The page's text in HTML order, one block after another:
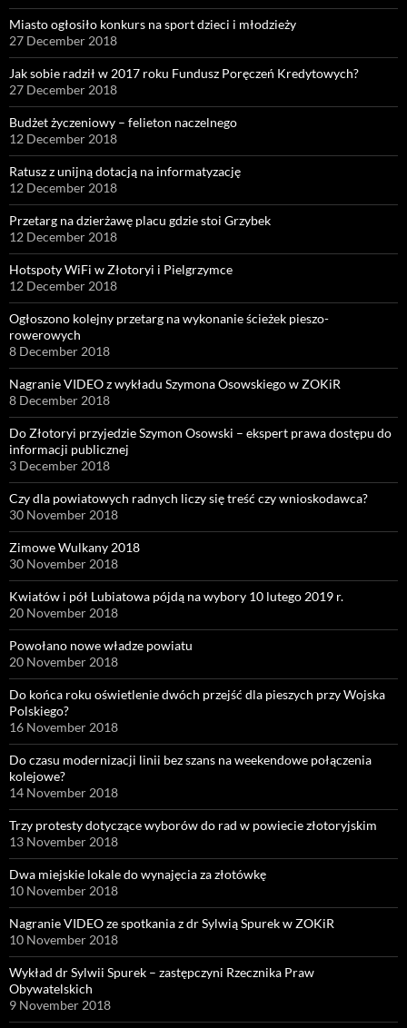
Miasto ogłosiło konkurs na sport dzieci i młodzieży
27 December 2018
Jak sobie radził w 2017 roku Fundusz Poręczeń Kredytowych?
27 December 2018
Budżet życzeniowy – felieton naczelnego
12 December 2018
Ratusz z unijną dotacją na informatyzację
12 December 2018
Przetarg na dzierżawę placu gdzie stoi Grzybek
12 December 2018
Hotspoty WiFi w Złotoryi i Pielgrzymce
12 December 2018
Ogłoszono kolejny przetarg na wykonanie ścieżek pieszo-
rowerowych
8 December 2018
Nagranie VIDEO z wykładu Szymona Osowskiego w ZOKiR
8 December 2018
Do Złotoryi przyjedzie Szymon Osowski – ekspert prawa dostępu do
informacji publicznej
3 December 2018
Czy dla powiatowych radnych liczy się treść czy wnioskodawca?
30 November 2018
Zimowe Wulkany 2018
30 November 2018
Kwiatów i pół Lubiatowa pójdą na wybory 10 lutego 2019 r.
20 November 2018
Powołano nowe władze powiatu
20 November 2018
Do końca roku oświetlenie dwóch przejść dla pieszych przy Wojska
Polskiego?
16 November 2018
Do czasu modernizacji linii bez szans na weekendowe połączenia
kolejowe?
14 November 2018
Trzy protesty dotyczące wyborów do rad w powiecie złotoryjskim
13 November 2018
Dwa miejskie lokale do wynajęcia za złotówkę
10 November 2018
Nagranie VIDEO ze spotkania z dr Sylwią Spurek w ZOKiR
10 November 2018
Wykład dr Sylwii Spurek – zastępczyni Rzecznika Praw
Obywatelskich
9 November 2018